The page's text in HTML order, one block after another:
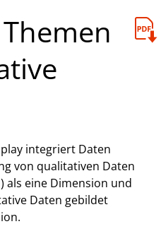
integriert Daten
von qualitativen Daten
als eine Dimension und
Daten gebildet